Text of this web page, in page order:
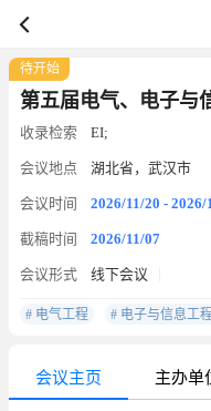
待开始
第五届电气、电子与
收录检索 EI;
会议地点 湖北省，武汉市
会议时间 2026/11/20 - 2026/
截稿时间 2026/11/07
会议形式 线下会议
# 电气工程 # 电子与信息工
会议主页 主办单